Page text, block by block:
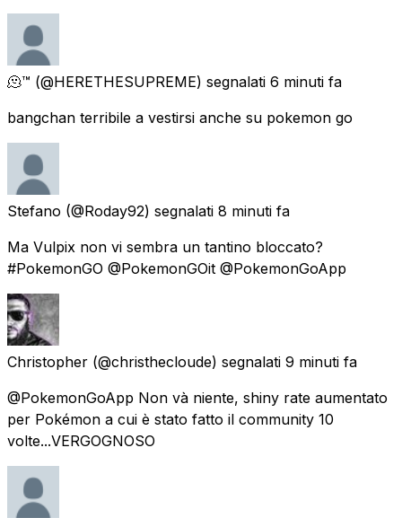
🫠™ (@HERETHESUPREME) segnalati 6 minuti fa
bangchan terribile a vestirsi anche su pokemon go
Stefano (@Roday92) segnalati 8 minuti fa
Ma Vulpix non vi sembra un tantino bloccato?
#PokemonGO @PokemonGOit @PokemonGoApp
Christopher (@christhecloude) segnalati 9 minuti fa
@PokemonGoApp Non và niente, shiny rate aumentato
per Pokémon a cui è stato fatto il community 10
volte...VERGOGNOSO